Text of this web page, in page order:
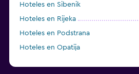
Hoteles en Sibenik
Hoteles en Rijeka
Hoteles en Podstrana
Hoteles en Opatija